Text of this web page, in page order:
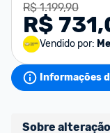
R$ 1.199,90
R$
Vendido por:
Informações
Sobre